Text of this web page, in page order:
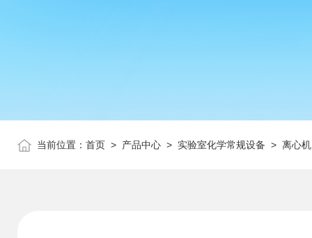
当前位置： 首页 > 产品中心 > 实验室化学常规设备 > 离心机